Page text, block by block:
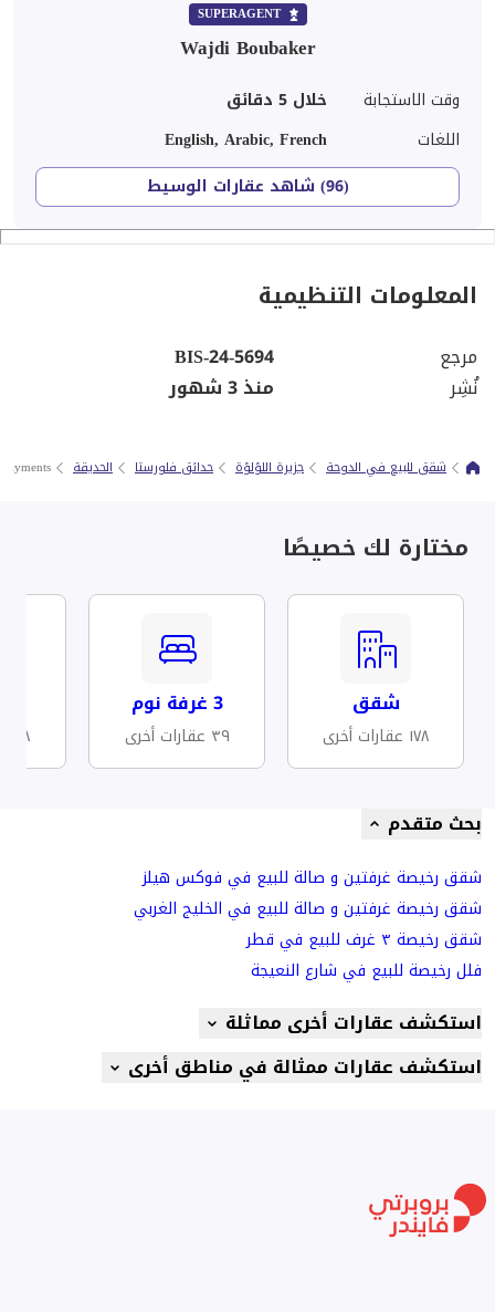
SUPERAGENT
Wajdi Boubaker
وقت الاستجابة
خلال 5 دقائق
اللغات
English, Arabic, French
(96) شاهد عقارات الوسيط
المعلومات التنظيمية
مرجع
BIS-24-5694
نُشِر
منذ 3 شهور
شقق للبيع في الدوحة جزيرة اللؤلؤة حدائق فلورستا الحديقة
مختارة لك خصيصًا
شقق
١٧٨ عقارات أخرى
3 غرفة نوم
٣٩ عقارات أخرى ٣٨ عقارات أخرى
بحث متقدم
شقق رخيصة غرفتين و صالة للبيع في فوكس هيلز
شقق رخيصة غرفتين و صالة للبيع في الخليج الغربي
شقق رخيصة ٣ غرف للبيع في قطر
فلل رخيصة للبيع في شارع النعيجة
استكشف عقارات أخرى مماثلة
استكشف عقارات ممثالة في مناطق أخرى